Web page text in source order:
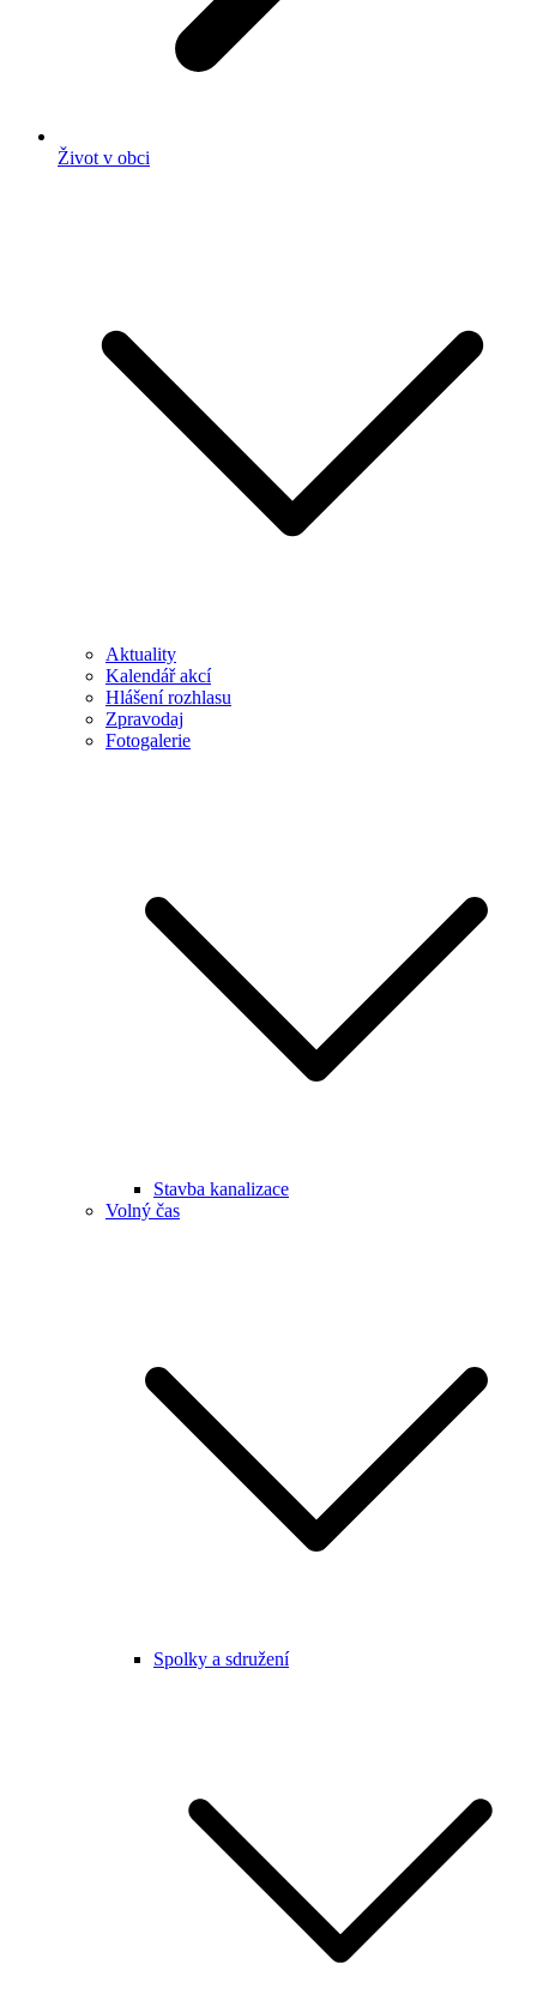
Život v obci
Aktuality
Kalendář akcí
Hlášení rozhlasu
Zpravodaj
Fotogalerie
Stavba kanalizace
Volný čas
Spolky a sdružení